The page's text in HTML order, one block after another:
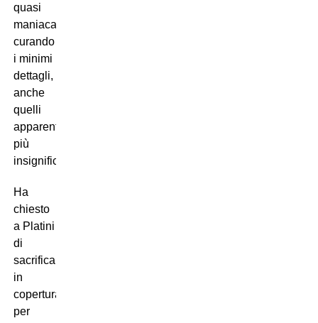
quasi
maniacale,
curando
i minimi
dettagli,
anche
quelli
apparentemente
più
insignificanti.
Ha
chiesto
a Platini
di
sacrificarsi
in
copertura
per